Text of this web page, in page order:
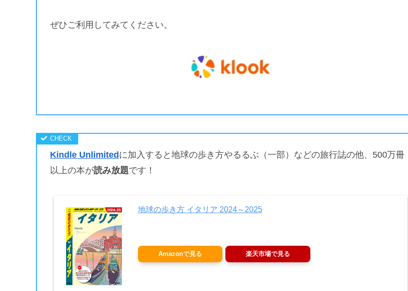
ぜひご利用してみてください。
Kindle Unlimited に加入すると地球の歩き方やるるぶ（一部）などの旅行誌の他、500万冊
以上の本が読み放題です！
地球の歩き方 イタリア 2024～2025
Amazonで見る 楽天市場で見る